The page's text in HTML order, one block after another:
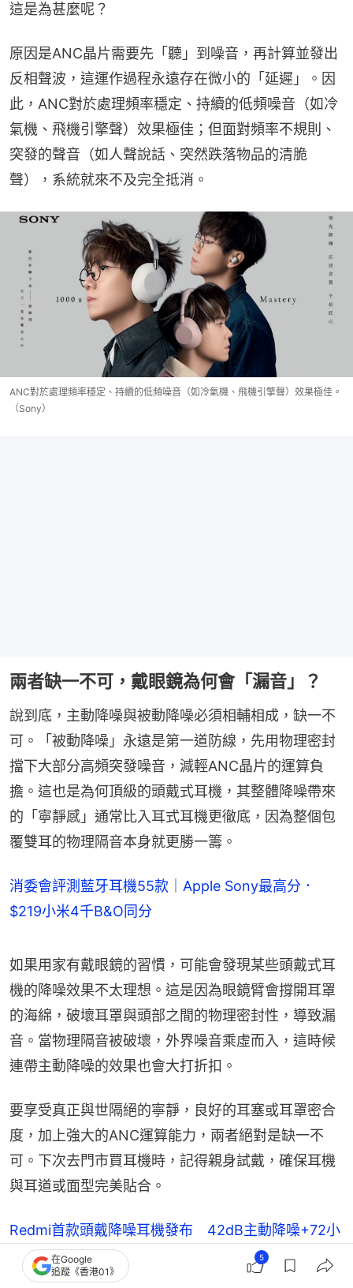
這是為甚麼呢？
原因是ANC晶片需要先「聽」到噪音，再計算並發出
反相聲波，這運作過程永遠存在微小的「延遲」。因
此，ANC對於處理頻率穩定、持續的低頻噪音（如冷
氣機、飛機引擎聲）效果極佳；但面對頻率不規則、
突發的聲音（如人聲說話、突然跌落物品的清脆
聲），系統就來不及完全抵消。
ANC對於處理頻率穩定、持續的低頻噪音（如冷氣機、飛機引擎聲）效果極佳。
（Sony）
兩者缺一不可，戴眼鏡為何會「漏音」？
說到底，主動降噪與被動降噪必須相輔相成，缺一不
可。「被動降噪」永遠是第一道防線，先用物理密封
擋下大部分高頻突發噪音，減輕ANC晶片的運算負
擔。這也是為何頂級的頭戴式耳機，其整體降噪帶來
的「寧靜感」通常比入耳式耳機更徹底，因為整個包
覆雙耳的物理隔音本身就更勝一籌。
消委會評測藍牙耳機55款｜Apple Sony最高分．
$219小米4千B&O同分
如果用家有戴眼鏡的習慣，可能會發現某些頭戴式耳
機的降噪效果不太理想。這是因為眼鏡臂會撐開耳罩
的海綿，破壞耳罩與頭部之間的物理密封性，導致漏
音。當物理隔音被破壞，外界噪音乘虛而入，這時候
連帶主動降噪的效果也會大打折扣。
要享受真正與世隔絕的寧靜，良好的耳塞或耳罩密合
度，加上強大的ANC運算能力，兩者絕對是缺一不
可。下次去門市買耳機時，記得親身試戴，確保耳機
與耳道或面型完美貼合。
Redmi首款頭戴降噪耳機發布 42dB主動降噪+72小
時續航主打性價比
在Google
追蹤《香港01》
5